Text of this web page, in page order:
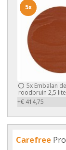
5x Embalan
roodbruin 2,5
+€ 414,75
5x
Carefree